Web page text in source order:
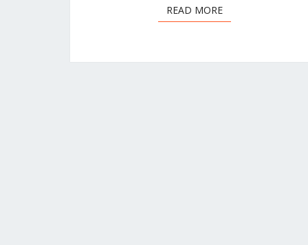
READ MOREREAD MORE